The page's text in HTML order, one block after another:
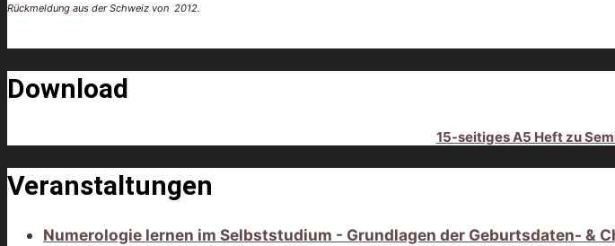
Rückmeldung aus der Schweiz von 2012.
Download
15-seitiges A5 Heft zu
Veranstaltungen
Numerologie lernen im Selbststudium - Grundlagen der Geburtsdaten- &